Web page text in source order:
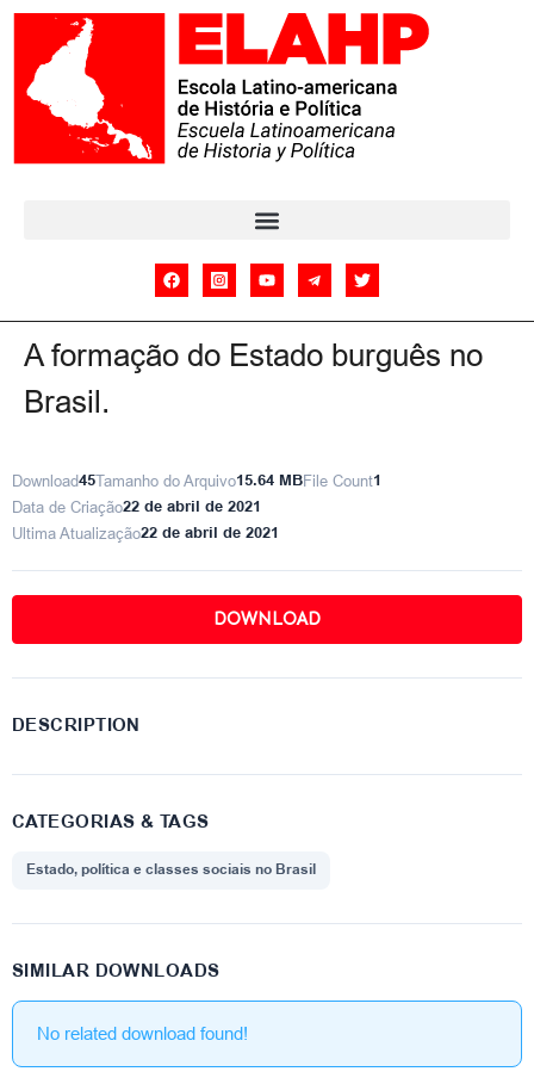
A formação do Estado burguês no
Brasil.
Download45Tamanho do Arquivo15.64 MBFile Count1
Data de Criação22 de abril de 2021
Ultima Atualização22 de abril de 2021
DOWNLOAD
DESCRIPTION
CATEGORIAS & TAGS
Estado, política e classes sociais no Brasil
SIMILAR DOWNLOADS
No related download found!